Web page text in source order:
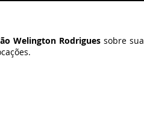
Welington Rodriguessobre sua